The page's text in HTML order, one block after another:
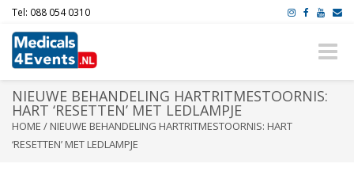
Tel: 088 054 0310
Toggle
NIEUWE BEHANDELING HARTRITMESTOORNIS:
HART ‘RESETTEN’ MET LEDLAMPJE
HOME / NIEUWE BEHANDELING HARTRITMESTOORNIS: HART
‘RESETTEN’ MET LEDLAMPJE